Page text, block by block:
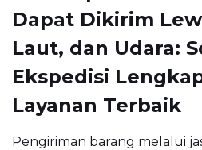
Dapat Dikirim
Laut, dan Udara:
Ekspedisi
Layanan Terbaik
Pengiriman barang melalui